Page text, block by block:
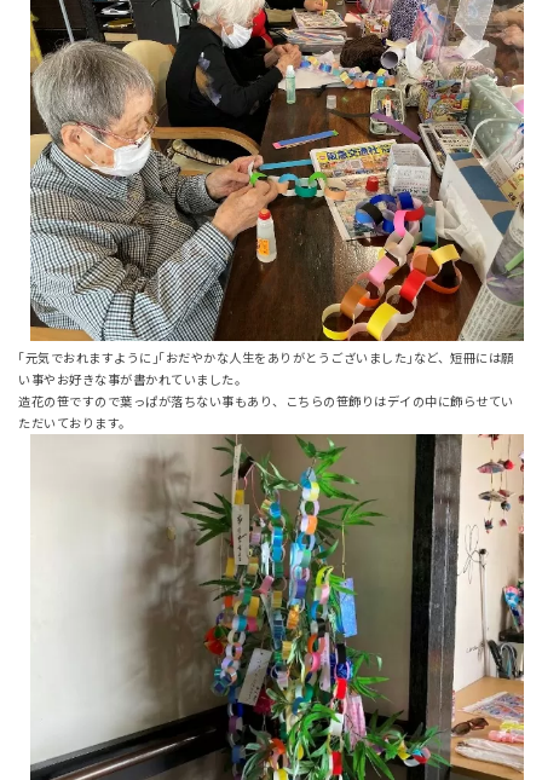
｢元気でおれますように｣｢おだやかな人生をありがとうございました｣など、短冊には願
い事やお好きな事が書かれていました。
造花の笹ですので葉っぱが落ちない事もあり、こちらの笹飾りはデイの中に飾らせてい
ただいております。